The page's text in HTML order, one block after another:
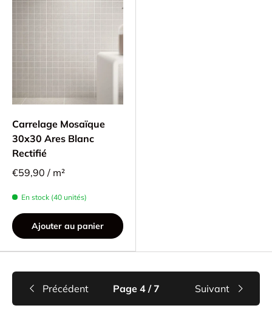
Carrelage Mosaïque
30x30 Ares Blanc
Rectifié
€59,90 / m²
En stock (40 unités)
Ajouter au panier
Précédent Page 4 / 7 Suivant